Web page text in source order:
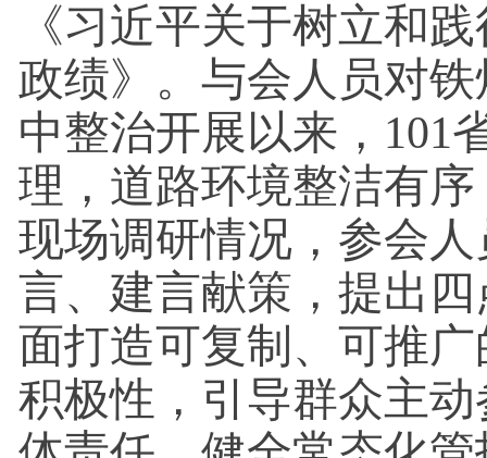
《习近平关于树立和
政绩》。与会人员对
中整治开展以来，101
理，道路环境整洁有
现场调研情况，参会
言、建言献策，提出
面打造可复制、可推
积极性，引导群众主